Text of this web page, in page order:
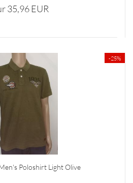
35,96 EUR
-25%
Poloshirt Light Olive